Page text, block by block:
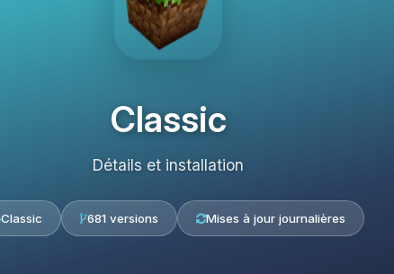
Classic
Détails et installation
Classic 681 versions Mises à jour journalières